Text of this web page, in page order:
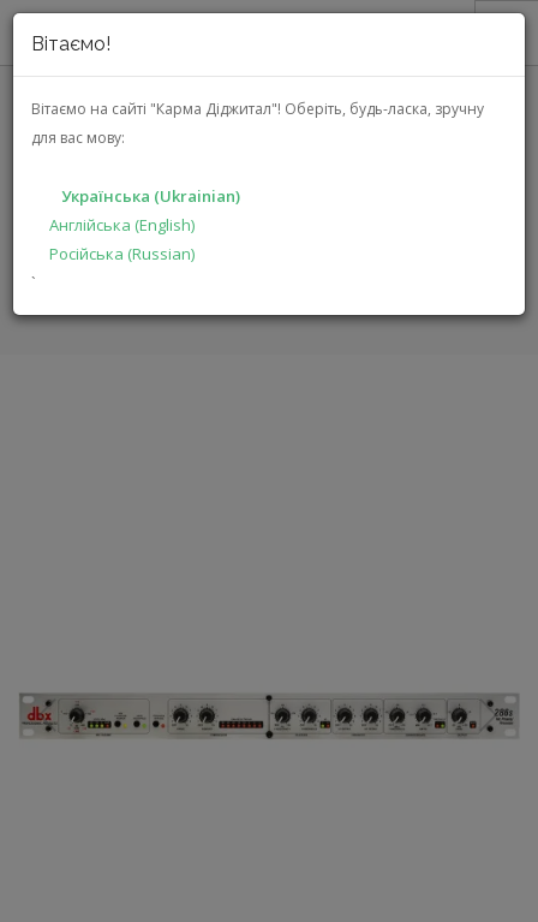
Вітаємо!
Вітаємо на сайті "Карма Діджитал"! Оберіть, будь-ласка, зручну
для вас мову:
Українська (Ukrainian)
Англійська (English)
Російська (Russian)
`
ПРО НАС
АКЦІЇ
РІШЕННЯ
ВИРОБНИКАМ
ГОЛОВНА КАТАЛОГ
286S